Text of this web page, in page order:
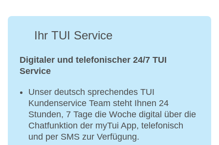
Ihr TUI Service
Digitaler und telefonischer 24/7 TUI
Service
Unser deutsch sprechendes TUI
Kundenservice Team steht Ihnen 24
Stunden, 7 Tage die Woche digital über die
Chatfunktion der myTui App, telefonisch
und per SMS zur Verfügung.